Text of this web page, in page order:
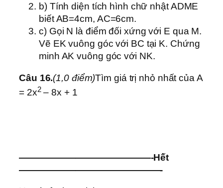
b) Tính diện tích hình chữ nhật ADME
biết AB=4cm, AC=6cm.
c) Gọi N là điểm đối xứng với E qua M.
Vẽ EK vuông góc với BC tại K. Chứng
minh AK vuông góc với NK.
Câu 16.(1,0 điểm)Tìm giá trị nhỏ nhất của A
= 2x2– 8x + 1
——————————————-Hết
———————————————-